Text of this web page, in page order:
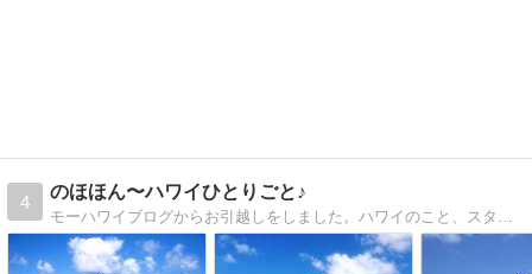
4
のほほん〜ハワイひとりごと♪